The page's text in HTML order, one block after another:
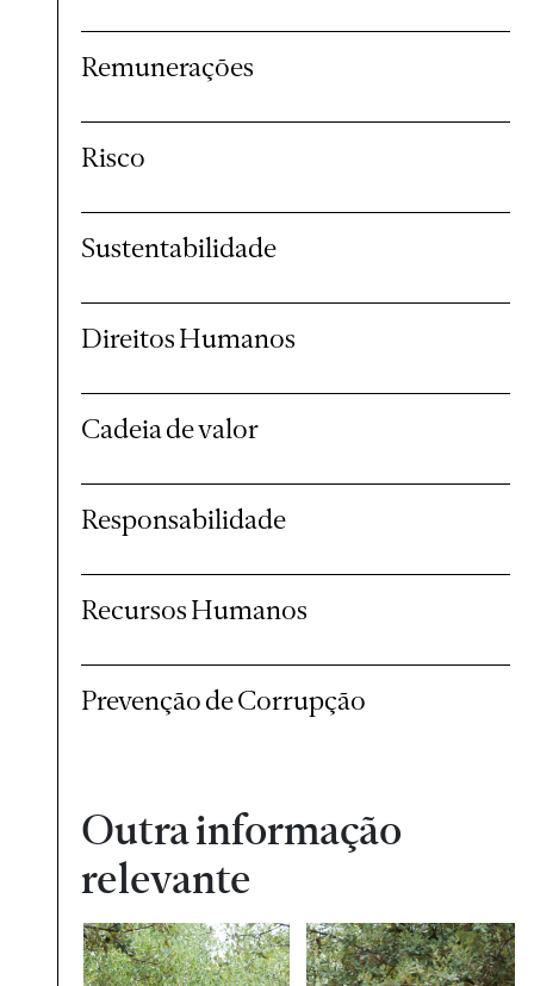
Remunerações
Risco
Sustentabilidade
Direitos Humanos
Cadeia de valor
Responsabilidade
Recursos Humanos
Prevenção de Corrupção
Outra informação
relevante